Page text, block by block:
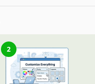
2